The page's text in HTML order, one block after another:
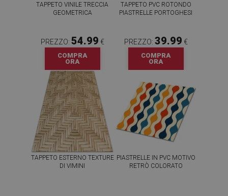
TAPPETO VINILE TRECCIA
GEOMETRICA
PREZZO: 54.99 €
COMPRA
ORA
TAPPETO PVC ROTONDO
PIASTRELLE PORTOGHESI
PREZZO: 39.99 €
COMPRA
ORA
TAPPETO ESTERNO TEXTURE
DI VIMINI
PIASTRELLE IN PVC MOTIVO
RETRÒ COLORATO